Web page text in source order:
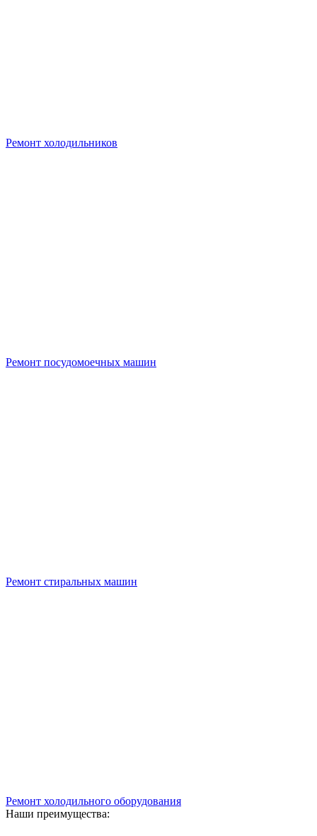
Ремонт холодильников
Ремонт посудомоечных машин
Ремонт стиральных машин
Ремонт холодильного оборудования
Наши преимущества: